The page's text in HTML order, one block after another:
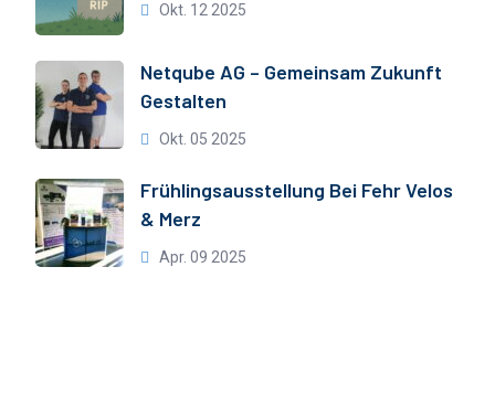
Okt. 12 2025
Netqube AG – Gemeinsam Zukunft
Gestalten
Okt. 05 2025
Frühlingsausstellung Bei Fehr Velos
& Merz
Apr. 09 2025